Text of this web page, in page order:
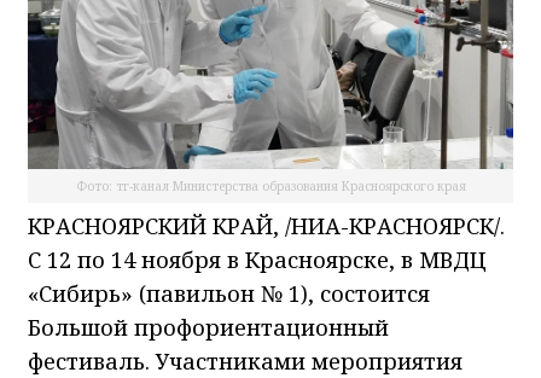
Фото: тг-канал Министерства образования Красноярского края
КРАСНОЯРСКИЙ КРАЙ, /НИА-КРАСНОЯРСК/.
С 12 по 14 ноября в Красноярске, в МВДЦ
«Сибирь» (павильон № 1), состоится
Большой профориентационный
фестиваль. Участниками мероприятия